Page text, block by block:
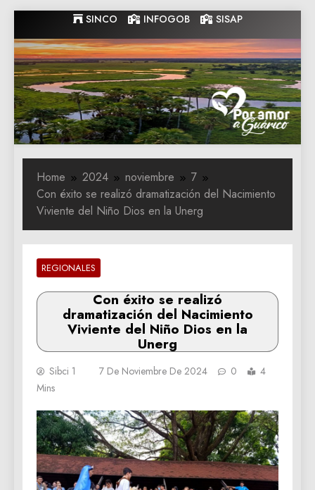
to
content
SINCO INFOGOB SISAP
Gobernacion
de Guarico
Gobernacion de Guarico
Home 2024 noviembre
7
Con éxito se realizó dramatización del Nacimiento
Viviente del Niño Dios en la Unerg
REGIONALES
Con éxito se realizó
dramatización del Nacimiento
Viviente del Niño Dios en la
Unerg
Sibci 1 7 De Noviembre De 2024 0
4
Mins